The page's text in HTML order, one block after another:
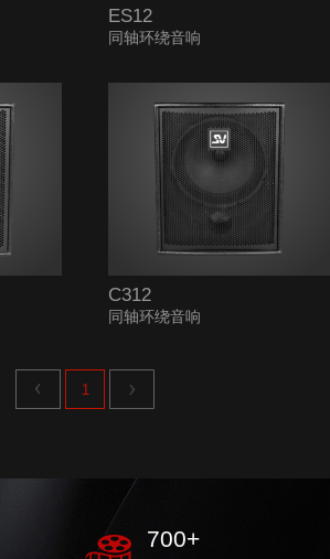
ES12
同轴环绕音响
C312
同轴环绕音响
上一页 1 下一页
700+